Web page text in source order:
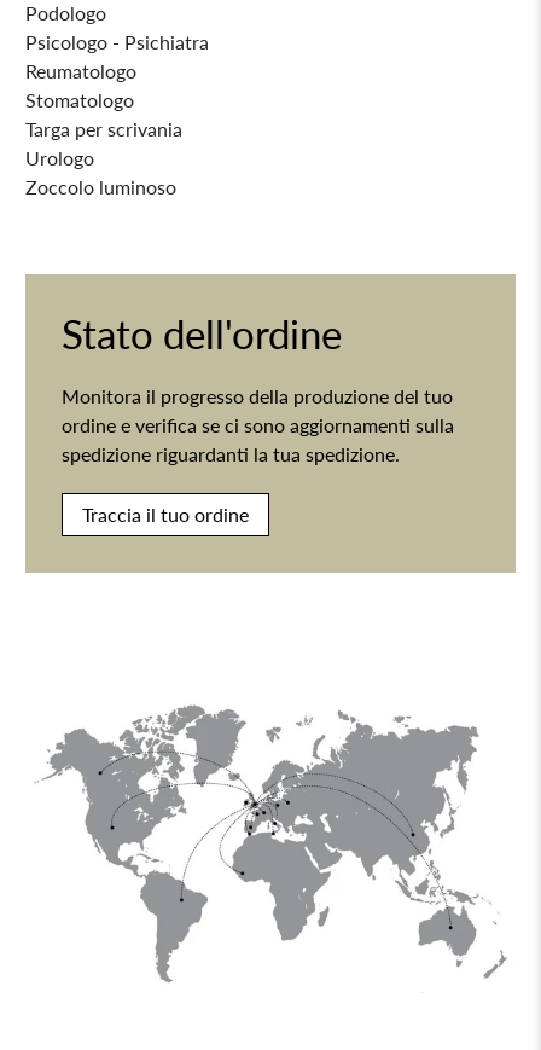
Podologo
Psicologo - Psichiatra
Reumatologo
Stomatologo
Targa per scrivania
Urologo
Zoccolo luminoso
Stato dell'ordine
Monitora il progresso della produzione del tuo
ordine e verifica se ci sono aggiornamenti sulla
spedizione riguardanti la tua spedizione.
Traccia il tuo ordine